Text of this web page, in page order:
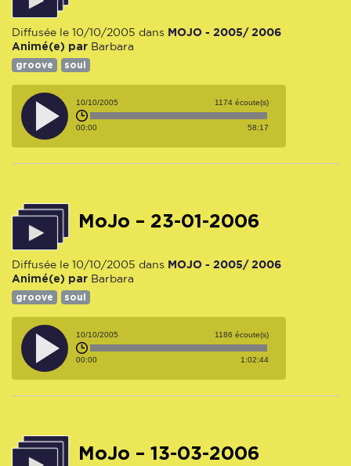
Diffusée le 10/10/2005 dans MOJO - 2005/ 2006
Animé(e) par Barbara
groove soul
10/10/2005 1174 écoute(s)
00:00 58:17
MoJo – 23-01-2006
Diffusée le 10/10/2005 dans MOJO - 2005/ 2006
Animé(e) par Barbara
groove soul
10/10/2005 1186 écoute(s)
00:00 1:02:44
MoJo – 13-03-2006